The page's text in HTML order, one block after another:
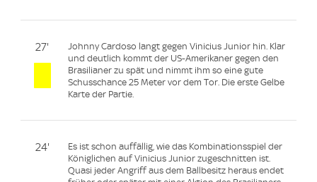
27'
Johnny Cardoso langt gegen Vinicius Junior hin. Klar
und deutlich kommt der US-Amerikaner gegen den
Brasilianer zu spät und nimmt ihm so eine gute
Schusschance 25 Meter vor dem Tor. Die erste Gelbe
Karte der Partie.
24'
Es ist schon auffällig, wie das Kombinationsspiel der
Königlichen auf Vinicius Junior zugeschnitten ist.
Quasi jeder Angriff aus dem Ballbesitz heraus endet